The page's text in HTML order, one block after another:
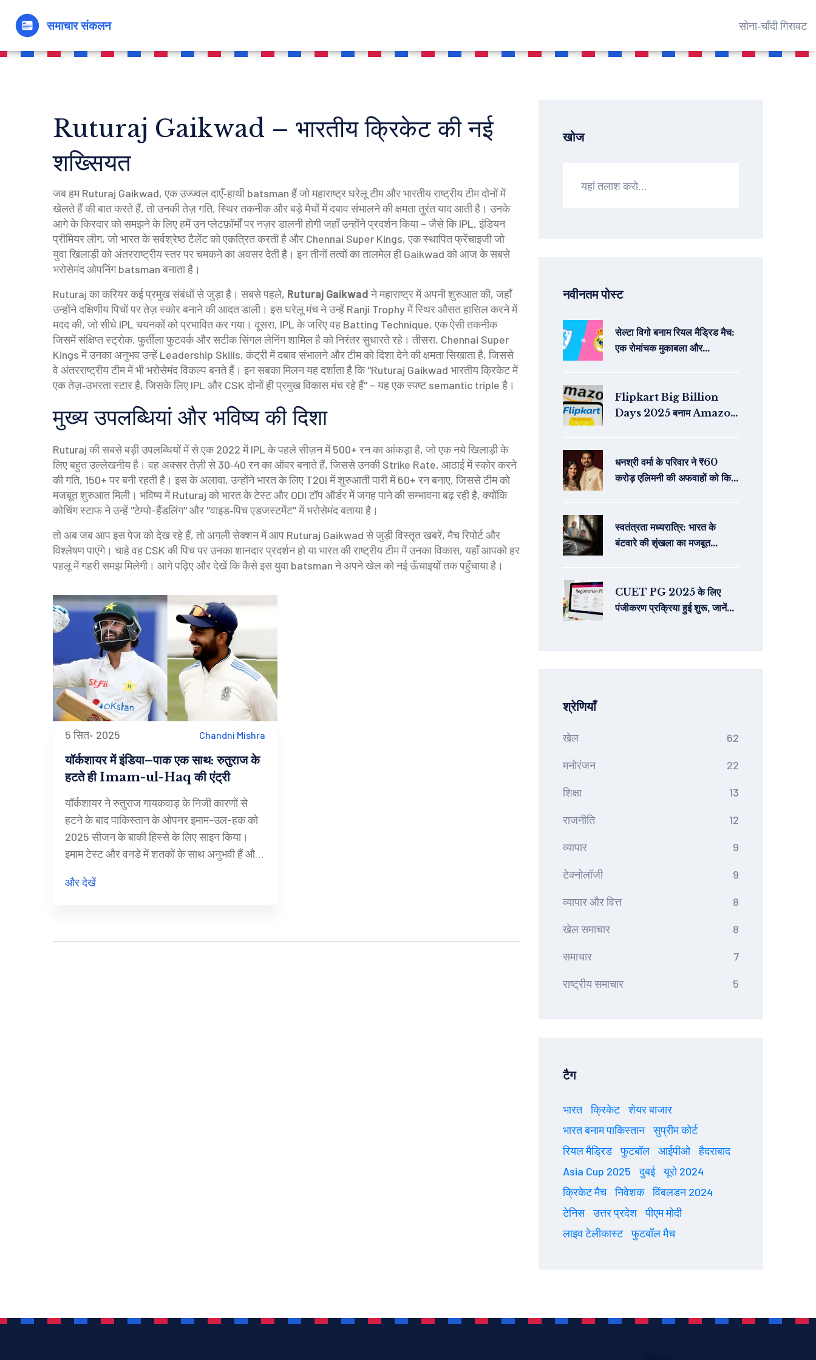
सोना‑चाँदी गिरावट
Ruturaj Gaikwad – भारतीय क्रिकेट की नई
शख्सियत
जब हमRuturaj Gaikwad,एक उज्ज्वल दाएँ‑हाथी batsman हैं जो महाराष्ट्र घरेलू टीम और भारतीय राष्ट्रीय टीम दोनों में
खेलते हैंकी बात करते हैं, तो उनकी तेज़ गति, स्थिर तकनीक और बड़े मैचों में दबाव संभालने की क्षमता तुरंत याद आती है। उनके
आगे के किरदार को समझने के लिए हमें उन प्लेटफ़ॉर्मों पर नज़र डालनी होगी जहाँ उन्होंने प्रदर्शन किया – जैसे किIPL,इंडियन
प्रीमियर लीग, जो भारत के सर्वश्रेष्ठ टैलेंट को एकत्रित करती हैऔर Chennai Super Kings,एक स्थापित फ्रेंचाइजी जो
युवा खिलाड़ी को अंतरराष्ट्रीय स्तर पर चमकने का अवसर देती है । इन तीनों तत्वों का तालमेल ही Gaikwad को आज के सबसे
भरोसेमंद ओपनिंग batsman बनाता है।
Ruturaj का करियर कई प्रमुख संबंधों से जुड़ा है। सबसे पहले, Ruturaj Gaikwadने महाराष्ट्र में अपनी शुरुआत की, जहाँ
उन्होंने दक्षिणीय पिचों पर तेज़ स्कोर बनाने की आदत डाली। इस घरेलू मंच ने उन्हें Ranji Trophy में स्थिर औसत हासिल करने में
मदद की, जो सीधे IPL चयनकों को प्रभावित कर गया। दूसरा, IPL के जरिए वह Batting Technique,एक ऐसी तकनीक
जिसमें संक्षिप्त स्ट्रोक, फुर्तीला फुटवर्क और सटीक सिंगल लेनिंग शामिल हैको निरंतर सुधारते रहे। तीसरा, Chennai Super
Kings में उनका अनुभव उन्हें Leadership Skills,कंट्री में दबाव संभालने और टीम को दिशा देने की क्षमतासिखाता है, जिससे
वे अंतरराष्ट्रीय टीम में भी भरोसेमंद विकल्प बनते हैं। इन सबका मिलन यह दर्शाता है कि "Ruturaj Gaikwad भारतीय क्रिकेट में
एक तेज़‑उभरता स्टार है, जिसके लिए IPL और CSK दोनों ही प्रमुख विकास मंच रहे हैं" – यह एक स्पष्ट semantic triple है।
मुख्य उपलब्धियां और भविष्य की दिशा
Ruturaj की सबसे बड़ी उपलब्धियों में से एक 2022 में IPL के पहले सीज़न में 500+ रन का आंकड़ा है, जो एक नये खिलाड़ी के
लिए बहुत उल्लेखनीय है। वह अक्सर तेज़ी से 30‑40 रन का ऑवर बनाते हैं, जिससे उनकीStrike Rate, आठाई में स्कोर करने
की गति, 150+ पर बनी रहती है । इस के अलावा, उन्होंने भारत के लिए T20I में शुरुआती पारी में 60+ रन बनाए, जिससे टीम को
मजबूत शुरुआत मिली। भविष्य में Ruturaj को भारत के टेस्ट और ODI टॉप ऑर्डर में जगह पाने की सम्भावना बढ़ रही है, क्योंकि
कोचिंग स्टाफ ने उन्हें "टेम्पो-हैंडलिंग" और "वाइड‑पिच एडजस्टमेंट" में भरोसेमंद बताया है।
तो अब जब आप इस पेज को देख रहे हैं, तो अगली सेक्शन में आप Ruturaj Gaikwad से जुड़ी विस्तृत खबरें, मैच रिपोर्ट और
विश्लेषण पाएंगे। चाहे वह CSK की पिच पर उनका शानदार प्रदर्शन हो या भारत की राष्ट्रीय टीम में उनका विकास, यहाँ आपको हर
पहलू में गहरी समझ मिलेगी। आगे पढ़िए और देखें कि कैसे इस युवा batsman ने अपने खेल को नई ऊँचाइयों तक पहुँचाया है।
5 सित॰ 2025 Chandni Mishra
यॉर्कशायर में इंडिया–पाक एक साथ: रुतुराज के
हटते ही Imam-ul-Haq की एंट्री
यॉर्कशायर ने रुतुराज गायकवाड़ के निजी कारणों से
हटने के बाद पाकिस्तान के ओपनर इमाम-उल-हक को
2025 सीजन के बाकी हिस्से के लिए साइन किया।
इमाम टेस्ट और वनडे में शतकों के साथ अनुभवी हैं और
चैम्पियनशिप और वन-डे कप दोनों में खेलेंगे। यह कदम
सकते हैं।
और देखें
खोज
नवीनतम पोस्ट
सेल्टा विगो बनाम रियल मैड्रिड मैच:
एक रोमांचक मुकाबला और
Flipkart Big Billion
Days 2025 बनाम Amazon
रखें तैयार?
धनश्री वर्मा के परिवार ने ₹60
करोड़ एलिमनी की अफवाहों को किया
स्वतंत्रता मध्यरात्रि: भारत के
बंटवारे की शृंखला का मजबूत
CUET PG 2025 के लिए
पंजीकरण प्रक्रिया हुई शुरू, जानें
श्रेणियाँ
खेल 62
मनोरंजन 22
शिक्षा 13
राजनीति 12
व्यापार 9
टेक्नोलॉजी 9
व्यापार और वित्त 8
खेल समाचार 8
समाचार 7
राष्ट्रीय समाचार 5
टैग
भारत क्रिकेट
शेयर बाजार
भारत बनाम पाकिस्तान
सुप्रीम कोर्ट
रियल मैड्रिड
फुटबॉल आईपीओ
हैदराबाद
Asia Cup 2025
दुबई
यूरो 2024
क्रिकेट मैच
निवेशक
विंबलडन 2024
टेनिस
उत्तर प्रदेश
पीएम मोदी
लाइव टेलीकास्ट
फुटबॉल मैच